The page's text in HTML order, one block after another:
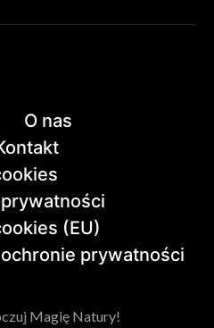
O nas
(EU)
prywatności
Magię Natury!